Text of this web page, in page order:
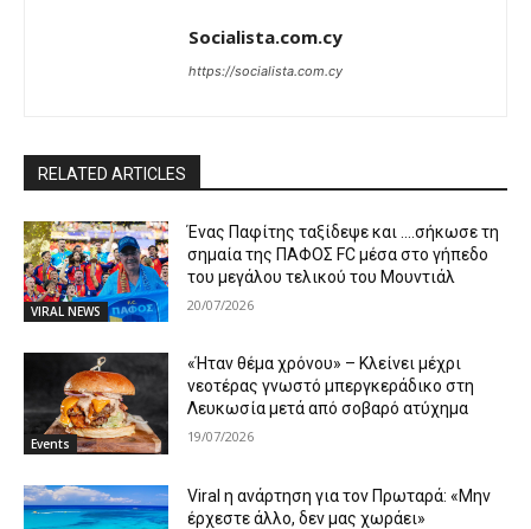
Socialista.com.cy
https://socialista.com.cy
RELATED ARTICLES
VIRAL NEWS
Ένας Παφίτης ταξίδεψε και ….σήκωσε τη
σημαία της ΠΑΦΟΣ FC μέσα στο γήπεδο
του μεγάλου τελικού του Μουντιάλ
20/07/2026
Events
«Ήταν θέμα χρόνου» – Κλείνει μέχρι
νεοτέρας γνωστό μπεργκεράδικο στη
Λευκωσία μετά από σοβαρό ατύχημα
19/07/2026
Viral η ανάρτηση για τον Πρωταρά: «Μην
έρχεστε άλλο, δεν μας χωράει»